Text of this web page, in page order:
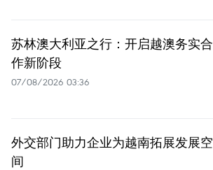
苏林澳大利亚之行：开启越澳务实合
作新阶段
07/08/2026 03:36
外交部门助力企业为越南拓展发展空
间